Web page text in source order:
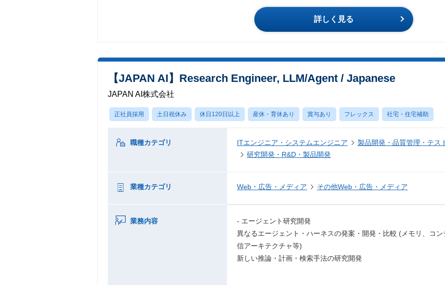
詳しく見る
【JAPAN AI】Research Engineer, LLM/Agent / Japanese
JAPAN AI株式会社
正社員採用 土日祝休み 休日120日以上 産休・育休あり 賞与あり フレックス 社宅・住宅補助
職種カテゴリ ITエンジニア・システムエンジニア
製品開発・品質管理・テス
研究開発・R&D・製品開発
業種カテゴリ Web・広告・メディア その他Web・広告・メディア
業務内容
- エージェント研究開発
異なるエージェント・ハーネスの発案・開発・比較 (メモリ、コ
信アーキテクチャ等)
新しい推論・計画・検索手法の研究開発